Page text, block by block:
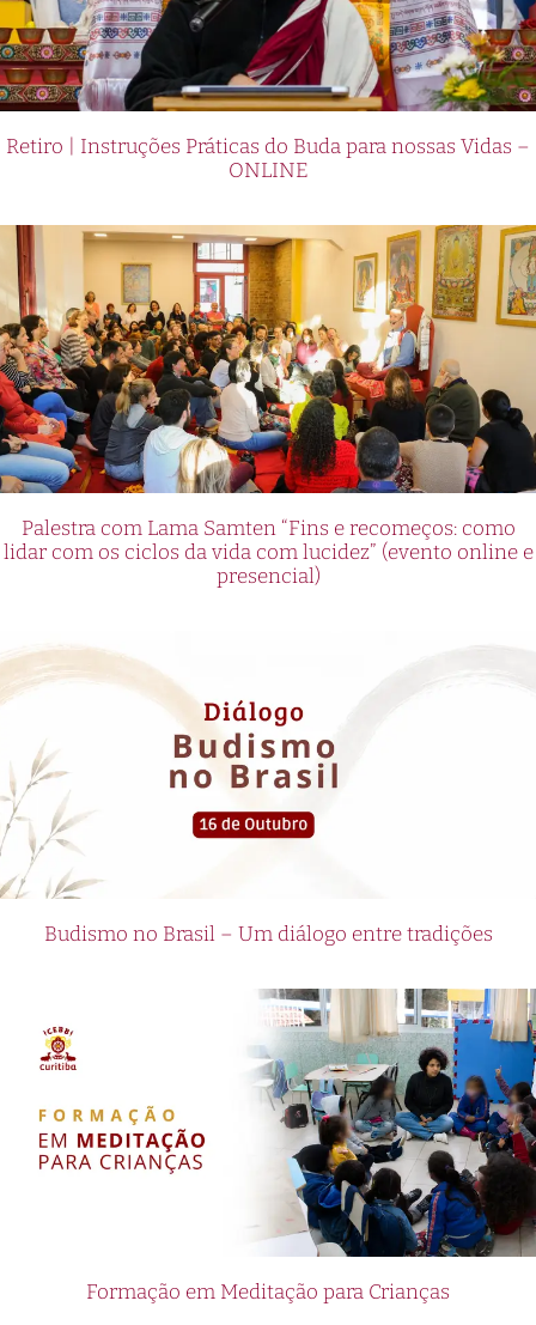
Retiro | Instruções Práticas do Buda para nossas Vidas –
ONLINE
Palestra com Lama Samten “Fins e recomeços: como
lidar com os ciclos da vida com lucidez” (evento online e
presencial)
Budismo no Brasil – Um diálogo entre tradições
Formação em Meditação para Crianças